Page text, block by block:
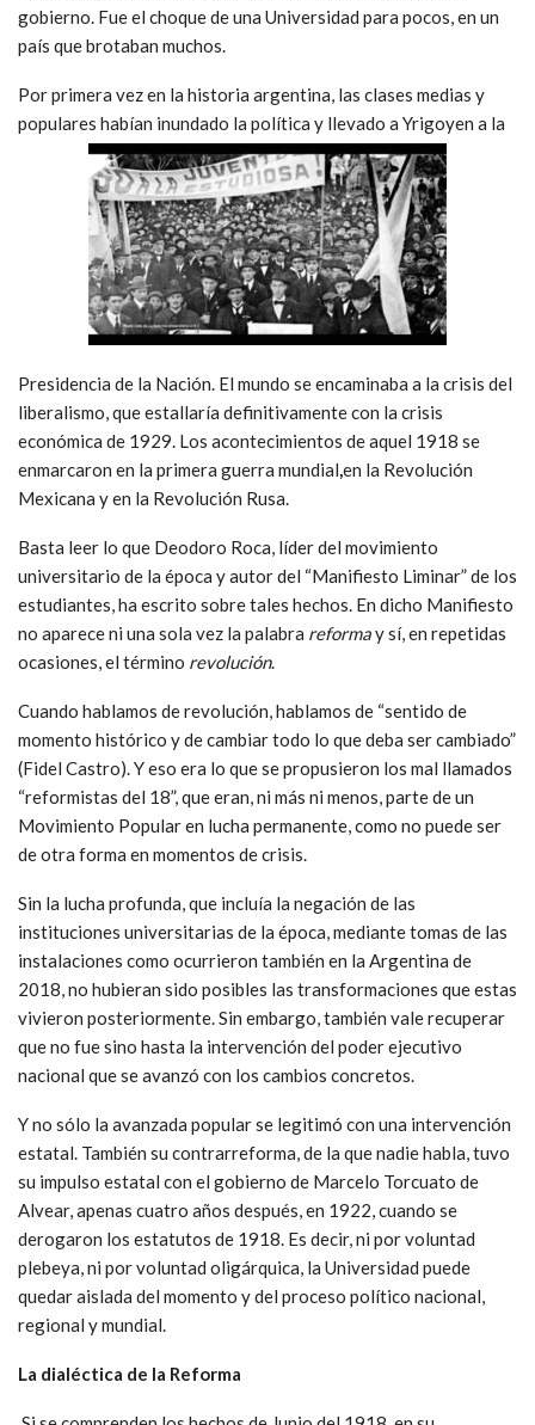
gobierno. Fue el choque de una Universidad para pocos, en un
país que brotaban muchos.
Por primera vez en la historia argentina, las clases medias y
populares habían inundado la política y llevado a Yrigoyen a la
Presidencia de la Nación. El mundo se encaminaba a la crisis del
liberalismo, que estallaría definitivamente con la crisis
económica de 1929. Los acontecimientos de aquel 1918 se
enmarcaron en la primera guerra mundial en la Revolución
Mexicana y en la Revolución Rusa.
Basta leer lo que Deodoro Roca, líder del movimiento
universitario de la época y autor del “Manifiesto Liminar” de los
estudiantes, ha escrito sobre tales hechos. En dicho Manifiesto
no aparece ni una sola vez la palabra reformay sí, en repetidas
ocasiones, el término revolución.
Cuando hablamos de revolución, hablamos de “sentido de
momento histórico y de cambiar todo lo que deba ser cambiado”
(Fidel Castro). Y eso era lo que se propusieron los mal llamados
“reformistas del 18”, que eran, ni más ni menos, parte de un
Movimiento Popular en lucha permanente, como no puede ser
de otra forma en momentos de crisis.
Sin la lucha profunda, que incluía la negación de las
instituciones universitarias de la época, mediante tomas de las
instalaciones como ocurrieron también en la Argentina de
2018, no hubieran sido posibles las transformaciones que estas
vivieron posteriormente. Sin embargo, también vale recuperar
que no fue sino hasta la intervención del poder ejecutivo
nacional que se avanzó con los cambios concretos.
Y no sólo la avanzada popular se legitimó con una intervención
estatal. También su contrarreforma, de la que nadie habla, tuvo
su impulso estatal con el gobierno de Marcelo Torcuato de
Alvear, apenas cuatro años después, en 1922, cuando se
derogaron los estatutos de 1918. Es decir, ni por voluntad
plebeya, ni por voluntad oligárquica, la Universidad puede
quedar aislada del momento y del proceso político nacional,
regional y mundial.
La dialéctica de la Reforma